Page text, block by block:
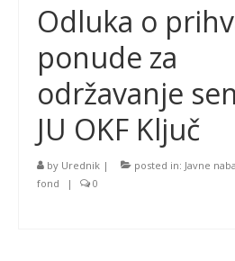
Odluka o
ponude za
održavanje
JU OKF Ključ
by Urednik | posted in: Javne
fond
| 0